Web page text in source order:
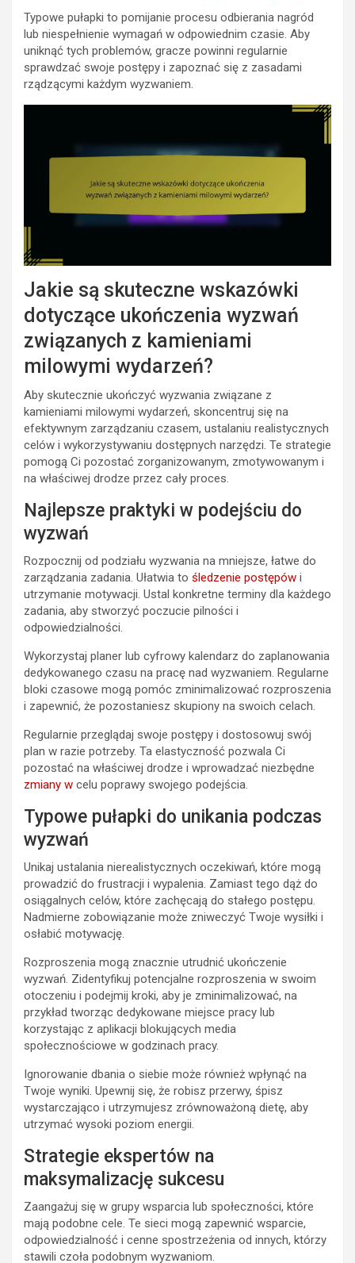
Typowe pułapki to pomijanie procesu odbierania nagród
lub niespełnienie wymagań w odpowiednim czasie. Aby
uniknąć tych problemów, gracze powinni regularnie
sprawdzać swoje postępy i zapoznać się z zasadami
rządzącymi każdym wyzwaniem.
Jakie są skuteczne wskazówki
dotyczące ukończenia wyzwań
związanych z kamieniami
milowymi wydarzeń?
Aby skutecznie ukończyć wyzwania związane z
kamieniami milowymi wydarzeń, skoncentruj się na
efektywnym zarządzaniu czasem, ustalaniu realistycznych
celów i wykorzystywaniu dostępnych narzędzi. Te strategie
pomogą Ci pozostać zorganizowanym, zmotywowanym i
na właściwej drodze przez cały proces.
Najlepsze praktyki w podejściu do
wyzwań
Rozpocznij od podziału wyzwania na mniejsze, łatwe do
zarządzania zadania. Ułatwia to śledzenie postępów i
utrzymanie motywacji. Ustal konkretne terminy dla każdego
zadania, aby stworzyć poczucie pilności i
odpowiedzialności.
Wykorzystaj planer lub cyfrowy kalendarz do zaplanowania
dedykowanego czasu na pracę nad wyzwaniem. Regularne
bloki czasowe mogą pomóc zminimalizować rozproszenia
i zapewnić, że pozostaniesz skupiony na swoich celach.
Regularnie przeglądaj swoje postępy i dostosowuj swój
plan w razie potrzeby. Ta elastyczność pozwala Ci
pozostać na właściwej drodze i wprowadzać niezbędne
zmiany w celu poprawy swojego podejścia.
Typowe pułapki do unikania podczas
wyzwań
Unikaj ustalania nierealistycznych oczekiwań, które mogą
prowadzić do frustracji i wypalenia. Zamiast tego dąż do
osiągalnych celów, które zachęcają do stałego postępu.
Nadmierne zobowiązanie może zniweczyć Twoje wysiłki i
osłabić motywację.
Rozproszenia mogą znacznie utrudnić ukończenie
wyzwań. Zidentyfikuj potencjalne rozproszenia w swoim
otoczeniu i podejmij kroki, aby je zminimalizować, na
przykład tworząc dedykowane miejsce pracy lub
korzystając z aplikacji blokujących media
społecznościowe w godzinach pracy.
Ignorowanie dbania o siebie może również wpłynąć na
Twoje wyniki. Upewnij się, że robisz przerwy, śpisz
wystarczająco i utrzymujesz zrównoważoną dietę, aby
utrzymać wysoki poziom energii.
Strategie ekspertów na
maksymalizację sukcesu
Zaangażuj się w grupy wsparcia lub społeczności, które
mają podobne cele. Te sieci mogą zapewnić wsparcie,
odpowiedzialność i cenne spostrzeżenia od innych, którzy
stawili czoła podobnym wyzwaniom.